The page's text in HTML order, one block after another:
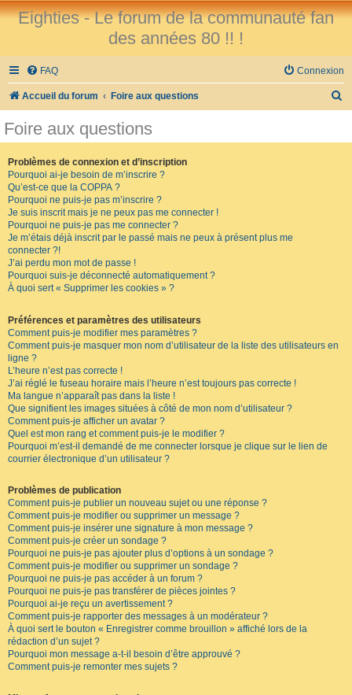
Eighties - Le forum de la communauté fan
des années 80 !! !
FAQ Connexion
Accueil du forum Foire aux questions
Foire aux questions
Problèmes de connexion et d’inscription
Pourquoi ai-je besoin de m’inscrire ?
Qu’est-ce que la COPPA ?
Pourquoi ne puis-je pas m’inscrire ?
Je suis inscrit mais je ne peux pas me connecter !
Pourquoi ne puis-je pas me connecter ?
Je m’étais déjà inscrit par le passé mais ne peux à présent plus me
connecter ?!
J’ai perdu mon mot de passe !
Pourquoi suis-je déconnecté automatiquement ?
À quoi sert « Supprimer les cookies » ?
Préférences et paramètres des utilisateurs
Comment puis-je modifier mes paramètres ?
Comment puis-je masquer mon nom d’utilisateur de la liste des utilisateurs en
ligne ?
L’heure n’est pas correcte !
J’ai réglé le fuseau horaire mais l’heure n’est toujours pas correcte !
Ma langue n’apparaît pas dans la liste !
Que signifient les images situées à côté de mon nom d’utilisateur ?
Comment puis-je afficher un avatar ?
Quel est mon rang et comment puis-je le modifier ?
Pourquoi m’est-il demandé de me connecter lorsque je clique sur le lien de
courrier électronique d’un utilisateur ?
Problèmes de publication
Comment puis-je publier un nouveau sujet ou une réponse ?
Comment puis-je modifier ou supprimer un message ?
Comment puis-je insérer une signature à mon message ?
Comment puis-je créer un sondage ?
Pourquoi ne puis-je pas ajouter plus d’options à un sondage ?
Comment puis-je modifier ou supprimer un sondage ?
Pourquoi ne puis-je pas accéder à un forum ?
Pourquoi ne puis-je pas transférer de pièces jointes ?
Pourquoi ai-je reçu un avertissement ?
Comment puis-je rapporter des messages à un modérateur ?
À quoi sert le bouton « Enregistrer comme brouillon » affiché lors de la
rédaction d’un sujet ?
Pourquoi mon message a-t-il besoin d’être approuvé ?
Comment puis-je remonter mes sujets ?